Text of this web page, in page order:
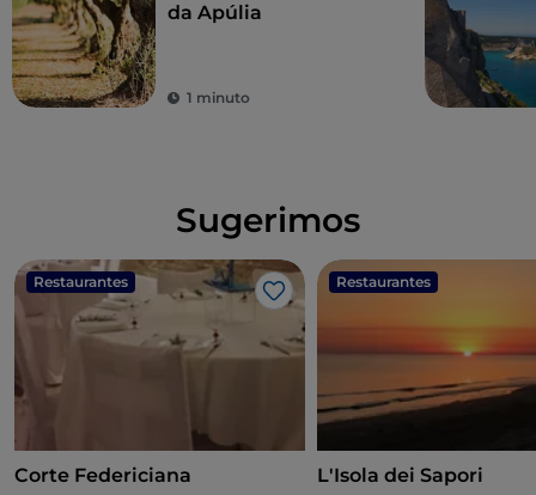
da Apúlia
1 minuto
Sugerimos
Restaurantes
Gosto
Corte Federiciana
Restaurantes
L'Isola dei Sapori